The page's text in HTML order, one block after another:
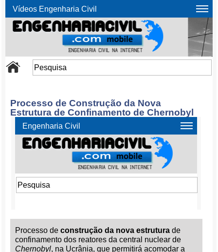
Vídeos Engenharia Civil
Processo de Construção da Nova
Estrutura de Confinamento de Chernobyl
Processo deconstrução da nova estrutura de
confinamento dos reatores da central nuclear de
Chernobyl, na Ucrânia, que permitirá acomodar a